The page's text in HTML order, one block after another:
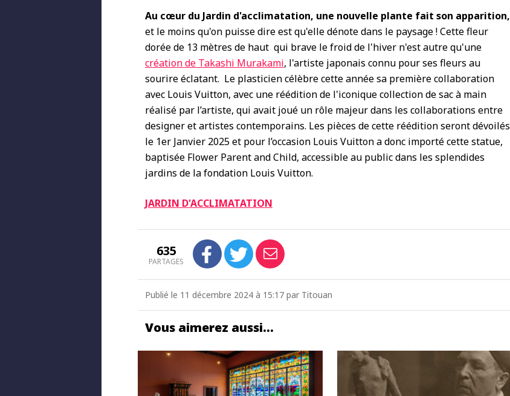
Au cœur du Jardin d'acclimatation, une nouvelle plante fait son apparition,
et le moins qu'on puisse dire est qu'elle dénote dans le paysage ! Cette fleur
dorée de 13 mètres de haut qui brave le froid de l'hiver n'est autre qu'une
création de Takashi Murakami, l'artiste japonais connu pour ses fleurs au
sourire éclatant. Le plasticien célèbre cette année sa première collaboration
avec Louis Vuitton, avec une réédition de l'iconique collection de sac à main
réalisé par l’artiste, qui avait joué un rôle majeur dans les collaborations entre
designer et artistes contemporains. Les pièces de cette réédition seront dévoilés
le 1er Janvier 2025 et pour l’occasion Louis Vuitton a donc importé cette statue,
baptisée Flower Parent and Child, accessible au public dans les splendides
jardins de la fondation Louis Vuitton.
JARDIN D'ACCLIMATATION
635
PARTAGES
Publié le 11 décembre 2024 à 15:17 par Titouan
Vous aimerez aussi…